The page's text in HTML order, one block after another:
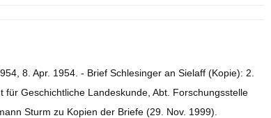
8. Apr. 1954. - Brief Schlesinger an Sielaff (Kopie): 2.
Geschichtliche Landeskunde, Abt. Forschungsstelle
Sturm zu Kopien der Briefe (29. Nov. 1999).